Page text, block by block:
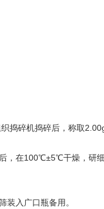
捣碎机捣碎后，称取
，在100℃±5℃干燥，研
入广口瓶备用。